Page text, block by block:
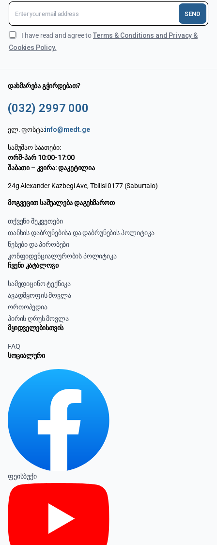
SEND
I have read and agree toTerms & Conditions and Privacy &
Cookies Policy.
დახმარება გჭირდებათ?
(032) 2997 000
ელ. ფოსტა:info@medt.ge
სამუშაო საათები:
ორშ-პარ 10:00-17:00
შაბათი – კვირა: დაკეტილია
24g Alexander Kazbegi Ave, Tbilisi 0177 (Saburtalo)
მოგვეცით საშუალება დაგეხმაროთ
თქვენი შეკვეთები
თანხის დაბრუნებისა და დაბრუნების პოლიტიკა
წესები და პირობები
კონფიდენციალურობის პოლიტიკა
ჩვენი კატალოგი
სამედიცინო ტექნიკა
ავადმყოფის მოვლა
ორთოპედია
პირის ღრუს მოვლა
მყიდველებისთვის
FAQ
სოციალური
ფეისბუქი